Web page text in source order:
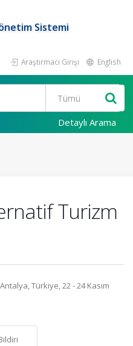
Sistemi
Araştırmacı Girişi English
Detaylı Arama
Turizm
Türkiye, 22 - 24 Kasım